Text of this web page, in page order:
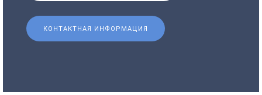
КОНТАКТНАЯ ИНФОРМАЦИЯ